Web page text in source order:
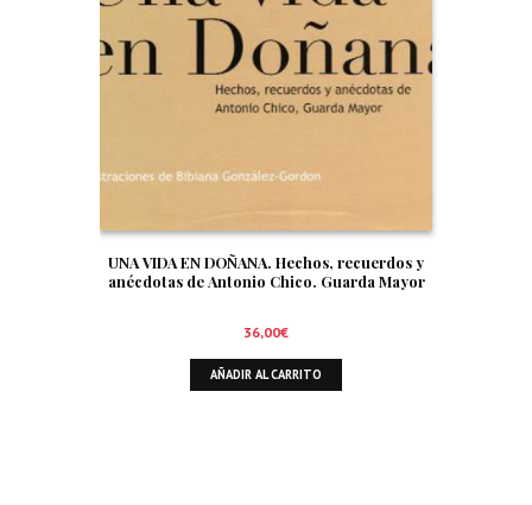
UNA VIDA EN DOÑANA. Hechos, recuerdos y
anécdotas de Antonio Chico. Guarda Mayor
36,00€
AÑADIR AL CARRITO